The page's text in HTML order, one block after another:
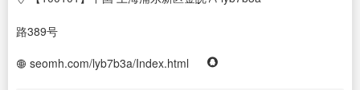
路389号
seomh.com/lyb7b3a/Index.html